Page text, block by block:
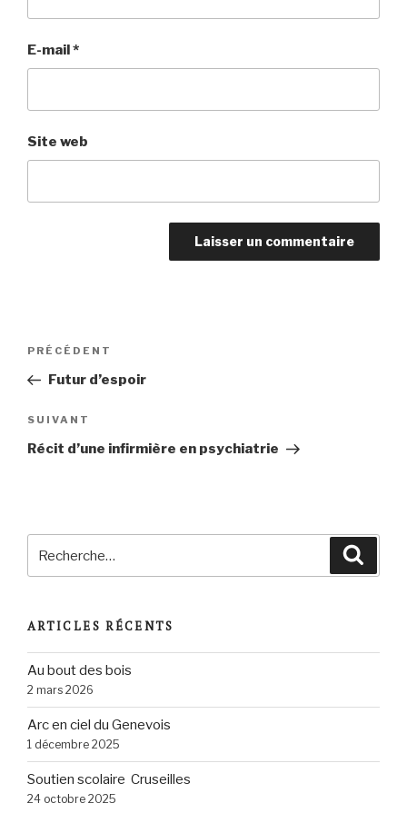
E-mail *
Site web
Navigation
l’article
Article
précédent
PRÉCÉDENT
Futur d’espoir
Article
suivant
SUIVANT
Récit d’une infirmière en psychiatrie
ARTICLES RÉCENTS
Au bout des bois
2 mars 2026
Arc en ciel du Genevois
1 décembre 2025
Soutien scolaire Cruseilles
24 octobre 2025